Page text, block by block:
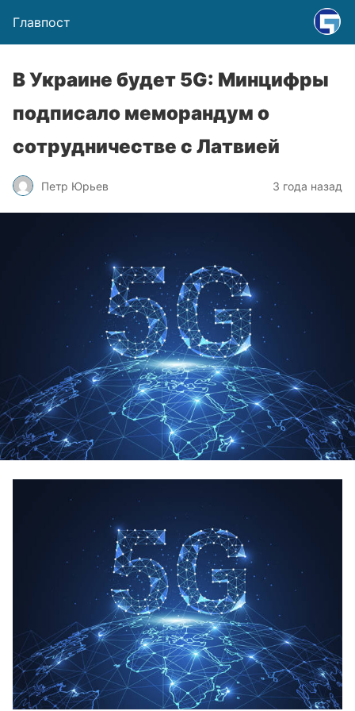
Главпост
В Украине будет 5G: Минцифры
подписало меморандум о
сотрудничестве с Латвией
Петр Юрьев 3 года назад